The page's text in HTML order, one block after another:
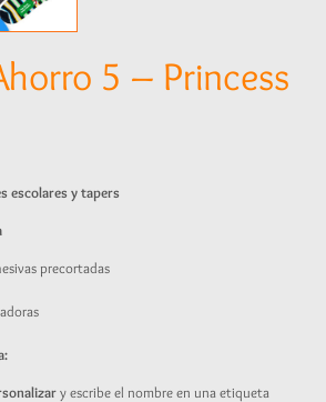
5 – Princess
escolares y tapers
precortadas
y escribe el nombre en una etiqueta